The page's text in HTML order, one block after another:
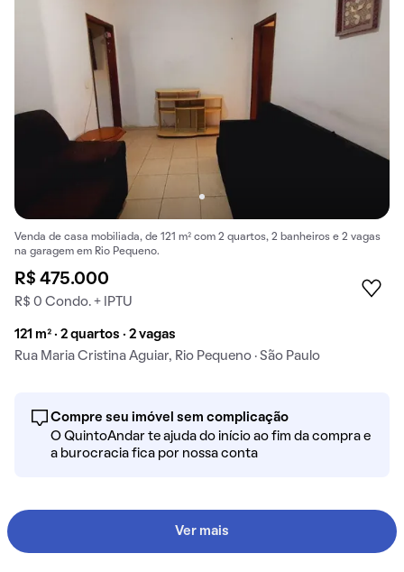
Venda de casa mobiliada, de 121 m² com 2 quartos, 2 banheiros e 2 vagas
na garagem em Rio Pequeno.
R$ 475.000
R$ 0 Condo. + IPTU
121 m² · 2 quartos · 2 vagas
Rua Maria Cristina Aguiar, Rio Pequeno · São Paulo
Compre seu imóvel sem complicação
O QuintoAndar te ajuda do início ao fim da compra e
a burocracia fica por nossa conta
Ver mais